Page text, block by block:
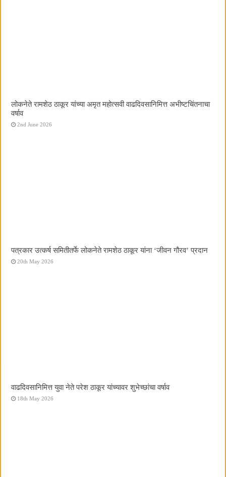
लोकनेते रामशेठ ठाकूर यांच्या अमृत महोत्सवी वाढदिवसानिमित्त अभीष्टचिंतनाचा
वर्षाव
2nd June 2026
पत्रकार उत्कर्ष समितीतर्फे लोकनेते रामशेठ ठाकूर यांना ‌‘जीवन गौरव‌’ प्रदान
20th May 2026
वाढदिवसानिमित्त युवा नेते परेश ठाकूर यांच्यावर शुभेच्छांचा वर्षाव
18th May 2026